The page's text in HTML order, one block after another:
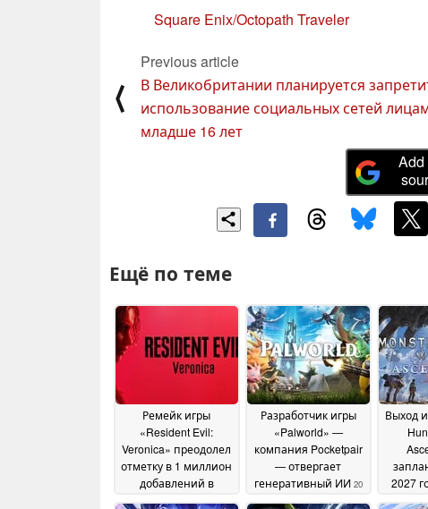
Square Enix/Octopath Traveler
⟨
Previous article
В Великобритании планируется
использование социальных сетей
младше 16 лет
Add
Ещё по теме
Ремейк игры
«Resident Evil:
Veronica» преодолел
отметку в 1 миллион
добавлений в
22
Разработчик игры
«Palworld» —
компания Pocketpair
— отвергает
генеративный ИИ 20
June 2026
Выход
2027